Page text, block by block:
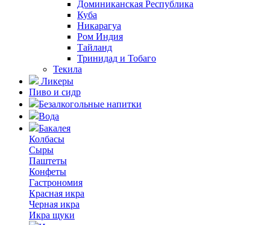
Доминиканская Республика
Куба
Никарагуа
Ром Индия
Тайланд
Тринидад и Тобаго
Текила
Ликеры
Пиво и сидр
Безалкогольные напитки
Вода
Бакалея
Колбасы
Сыры
Паштеты
Конфеты
Гастрономия
Красная икра
Черная икра
Икра щуки